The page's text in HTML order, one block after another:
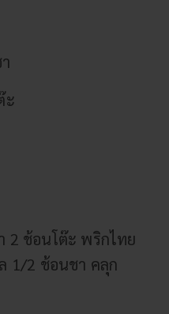
ะ
2 ช้อนโต๊ะ พริกไทย
1/2 ช้อนชา คลุก